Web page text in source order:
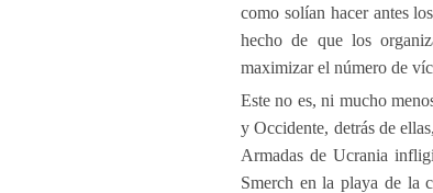
como solían hacer antes
hecho de que los
maximizar el número de
Este no es, ni mucho
y Occidente, detrás de
Armadas de Ucrania
Smerch en la playa de la